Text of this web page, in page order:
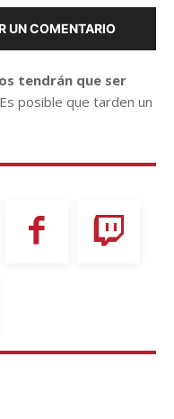
UN COMENTARIO
tendrán que ser
posible que tarden un